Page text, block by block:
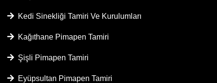
Kedi Sinekliği Tamiri Ve Kurulumları
Kağıthane Pimapen Tamiri
Şişli Pimapen Tamiri
Eyüpsultan Pimapen Tamiri